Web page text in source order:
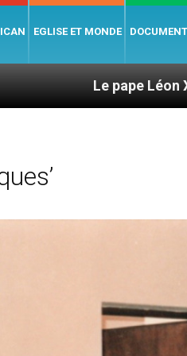
EGLISE ET MONDE
pape Léon XIV se rendra